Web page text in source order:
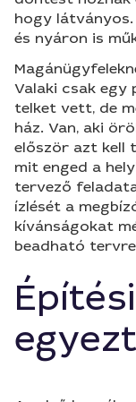
hogy
és nyáron is
Valaki csak egy
telket vett, de
ház. Van, aki
először azt kell
mit enged a
tervező
ízlését a
kívánságokat
beadható